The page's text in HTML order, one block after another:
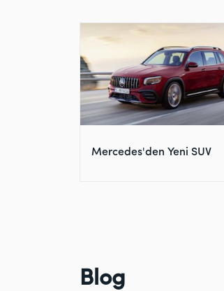
Mercedes'den Yeni SUV
Blog